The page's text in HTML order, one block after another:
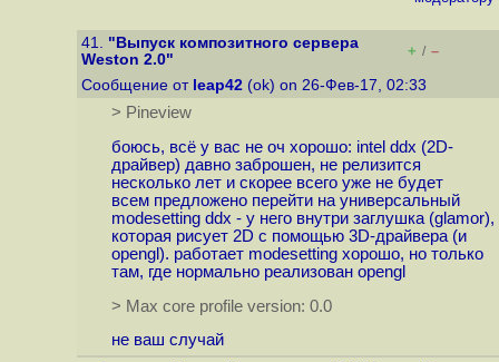
41. "Выпуск композитного сервера
Weston 2.0"
+ / –
Сообщение от leap42 (ok) on 26-Фев-17, 02:33
> Pineview
боюсь, всё у вас не оч хорошо: intel ddx (2D-
драйвер) давно заброшен, не релизится
несколько лет и скорее всего уже не будет
всем предложено перейти на универсальный
modesetting ddx - у него внутри заглушка (glamor),
которая рисует 2D с помощью 3D-драйвера (и
opengl). работает modesetting хорошо, но только
там, где нормально реализован opengl
> Max core profile version: 0.0
не ваш случай